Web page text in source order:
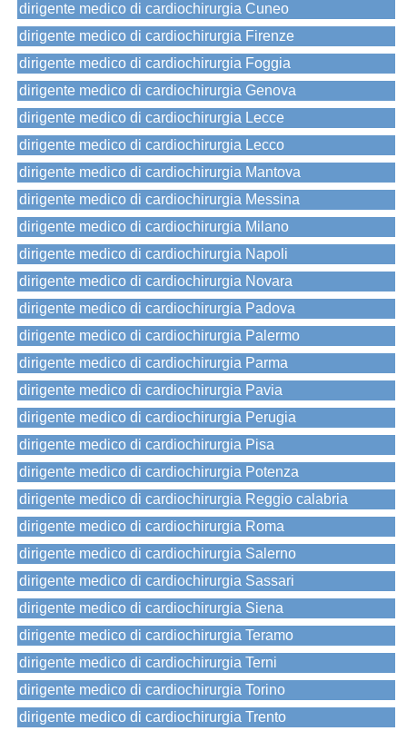
dirigente medico di cardiochirurgia Cuneo
dirigente medico di cardiochirurgia Firenze
dirigente medico di cardiochirurgia Foggia
dirigente medico di cardiochirurgia Genova
dirigente medico di cardiochirurgia Lecce
dirigente medico di cardiochirurgia Lecco
dirigente medico di cardiochirurgia Mantova
dirigente medico di cardiochirurgia Messina
dirigente medico di cardiochirurgia Milano
dirigente medico di cardiochirurgia Napoli
dirigente medico di cardiochirurgia Novara
dirigente medico di cardiochirurgia Padova
dirigente medico di cardiochirurgia Palermo
dirigente medico di cardiochirurgia Parma
dirigente medico di cardiochirurgia Pavia
dirigente medico di cardiochirurgia Perugia
dirigente medico di cardiochirurgia Pisa
dirigente medico di cardiochirurgia Potenza
dirigente medico di cardiochirurgia Reggio calabria
dirigente medico di cardiochirurgia Roma
dirigente medico di cardiochirurgia Salerno
dirigente medico di cardiochirurgia Sassari
dirigente medico di cardiochirurgia Siena
dirigente medico di cardiochirurgia Teramo
dirigente medico di cardiochirurgia Terni
dirigente medico di cardiochirurgia Torino
dirigente medico di cardiochirurgia Trento